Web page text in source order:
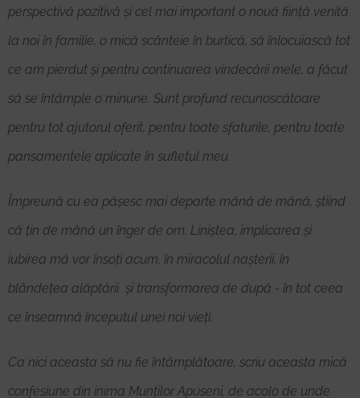
perspectivă pozitivă și cel mai important o nouă ființă venită
la noi în familie, o mică scânteie în burtică, să înlocuiască tot
ce am pierdut și pentru continuarea vindecării mele, a făcut
să se întâmple o minune. Sunt profund recunoscătoare
pentru tot ajutorul oferit, pentru toate sfaturile, pentru toate
pansamentele aplicate în sufletul meu.
Împreună cu ea pășesc mai departe mână de mână, știind
că țin de mână un înger de om. Liniștea, implicarea și
iubirea mă vor însoți acum, în miracolul nașterii, în
blândețea alăptării și transformarea de după - în tot ceea
ce înseamnă începutul unei noi vieți.
Ca nici aceasta să nu fie întâmplătoare, scriu aceasta mică
confesiune din inima Munților Apuseni, de acolo de unde